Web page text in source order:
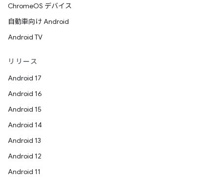
ChromeOS デバイス
自動車向け Android
Android TV
リリース
Android 17
Android 16
Android 15
Android 14
Android 13
Android 12
Android 11